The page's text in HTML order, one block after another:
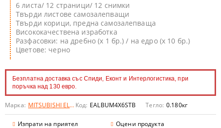
6 листа/ 12 страници/ 12 снимки
Твърди листове самозалепващи
Твърди корици, предна самозалепваща
Висококачествена изработка
Разфасовки: на дребно (х 1 бр.) / на едро (х 10 бр.)
Цветове: черно
Безплатна доставка със Спиди, Еконт и Интерлогистика, при
поръчка над 130 евро.
Марка: MITSUBISHI ELECTRIC Код: EALBUM4X6STB Тегло: 0.180кг
Изпрати на приятел Оцени продукта